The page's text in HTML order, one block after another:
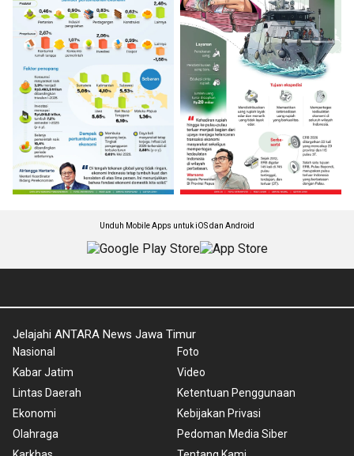
Unduh Mobile Apps untuk iOS dan Android
Jelajahi ANTARA News Jawa Timur
Nasional
Kabar Jatim
Lintas Daerah
Ekonomi
Olahraga
Foto
Video
Ketentuan Penggunaan
Kebijakan Privasi
Pedoman Media Siber